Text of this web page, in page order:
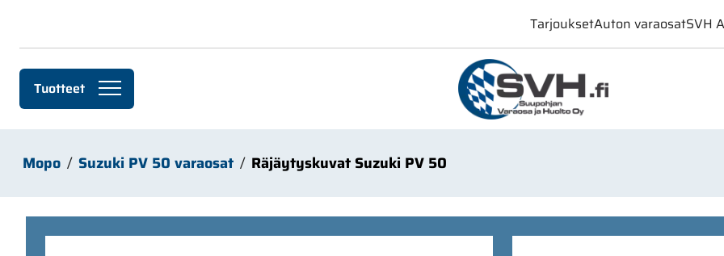
Tuotteet
TarjouksetAuton varaosatSVH
Mopo Suzuki PV 50 varaosat Räjäytyskuvat Suzuki PV 50
Ohita kuvat